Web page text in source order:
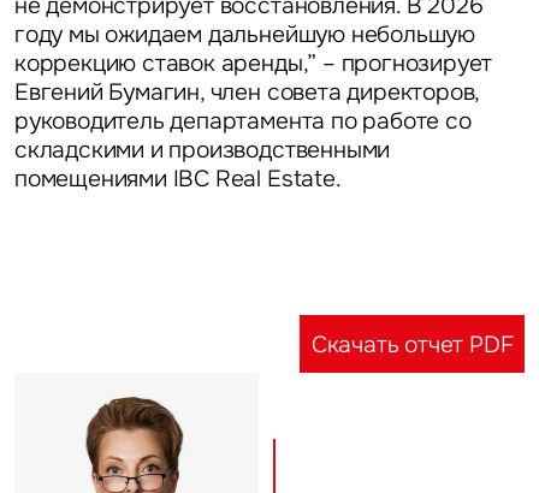
году мы ожидаем дальнейшую небольшую
коррекцию ставок аренды,” – прогнозирует
Евгений Бумагин, член совета директоров,
руководитель департамента по работе со
складскими и производственными
помещениями IBC Real Estate.
Скачать отчет PDF
Объявление